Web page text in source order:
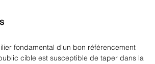
fondamental d'un bon référencement
cible est susceptible de taper dans la